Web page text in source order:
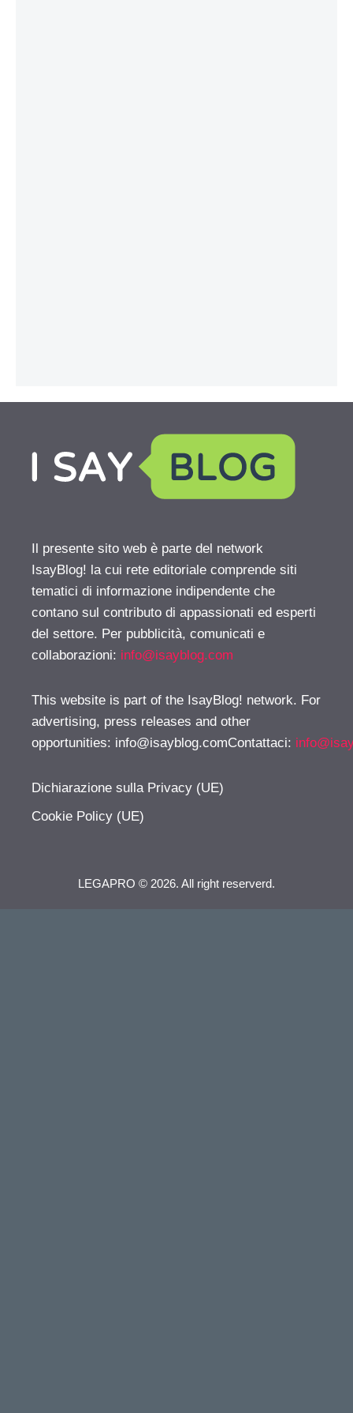
Il presente sito web è parte del network
IsayBlog! la cui rete editoriale comprende siti
tematici di informazione indipendente che
contano sul contributo di appassionati ed esperti
del settore. Per pubblicità, comunicati e
collaborazioni: info@isayblog.com
This website is part of the IsayBlog! network. For
advertising, press releases and other
opportunities: info@isayblog.comContattaci:
Dichiarazione sulla Privacy (UE)
Cookie Policy (UE)
LEGAPRO © 2026. All right reserverd.